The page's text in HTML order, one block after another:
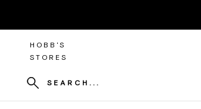
HOBB'S
STORES
SEARCH...